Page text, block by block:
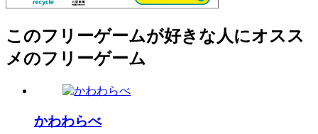
このフリーゲームが好きな人にオスス
メのフリーゲーム
かわわらべ